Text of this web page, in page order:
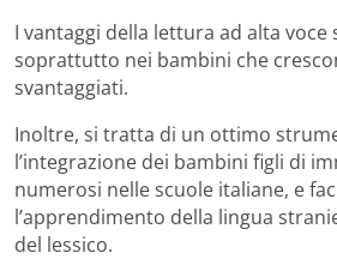
I vantaggi della lettura ad alta
soprattutto nei bambini che
svantaggiati.
Inoltre, si tratta di un ottimo
l’integrazione dei bambini figli di
numerosi nelle scuole italiane, e
l’apprendimento della lingua
del lessico.